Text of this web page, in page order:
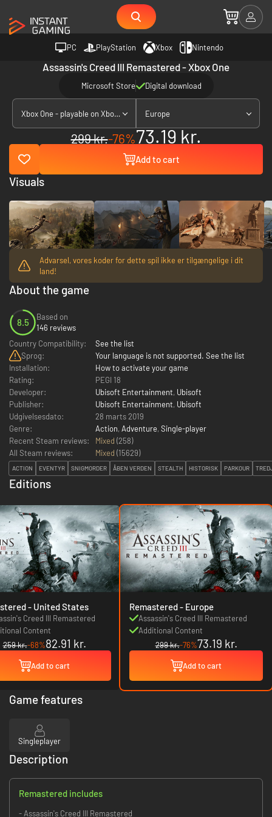
PC PlayStation Xbox Nintendo
Assassin's Creed III Remastered - Xbox One
Microsoft Store Digital download
Xbox One - playable on Xbox Series X|S Europe
299 kr.-76%73.19 kr.
Add to cart
Advarsel, vores koder for dette spil ikke er tilgængelige i dit
land!
About the game
8.5
Based on
146 reviews
Country Compatibility:
See the list
Sprog:
Your language is not supported. See the list
Installation:
How to activate your game
Rating:
PEGI 18
Developer:
Ubisoft Entertainment, Ubisoft
Publisher:
Ubisoft Entertainment, Ubisoft
Udgivelsesdato:
28 marts 2019
Genre:
Action, Adventure, Single-player
Recent Steam reviews:
Mixed (258)
All Steam reviews:
Mixed (15629)
ACTION EVENTYR SNIGMORDER ÅBEN VERDEN STEALTH HISTORISK PARKOUR
Editions
Remastered - United States
Creed III Remastered
Content
259 kr.-68%82.91 kr.
Add to cart
Remastered - Europe
Assassin's Creed III Remastered
Additional Content
299 kr.-76%73.19 kr.
Add to cart
Visuals
Game features
Singleplayer
Description
Remastered includes
- Assassin's Creed III Remastered